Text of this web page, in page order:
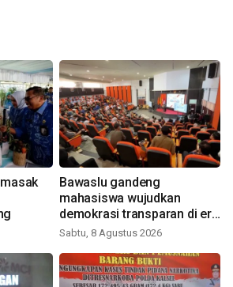
Bawaslu gandeng
mahasiswa wujudkan
demokrasi transparan di era
digital
Sabtu, 8 Agustus 2026